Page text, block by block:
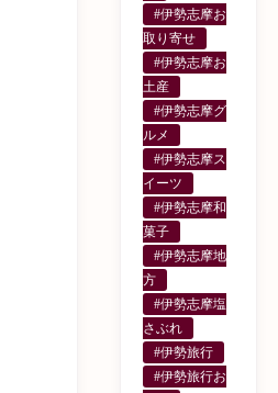
#伊勢志摩お
取り寄せ
#伊勢志摩お
土産
#伊勢志摩グ
ルメ
#伊勢志摩ス
イーツ
#伊勢志摩和
菓子
#伊勢志摩地
方
#伊勢志摩塩
さぶれ
#伊勢旅行
#伊勢旅行お